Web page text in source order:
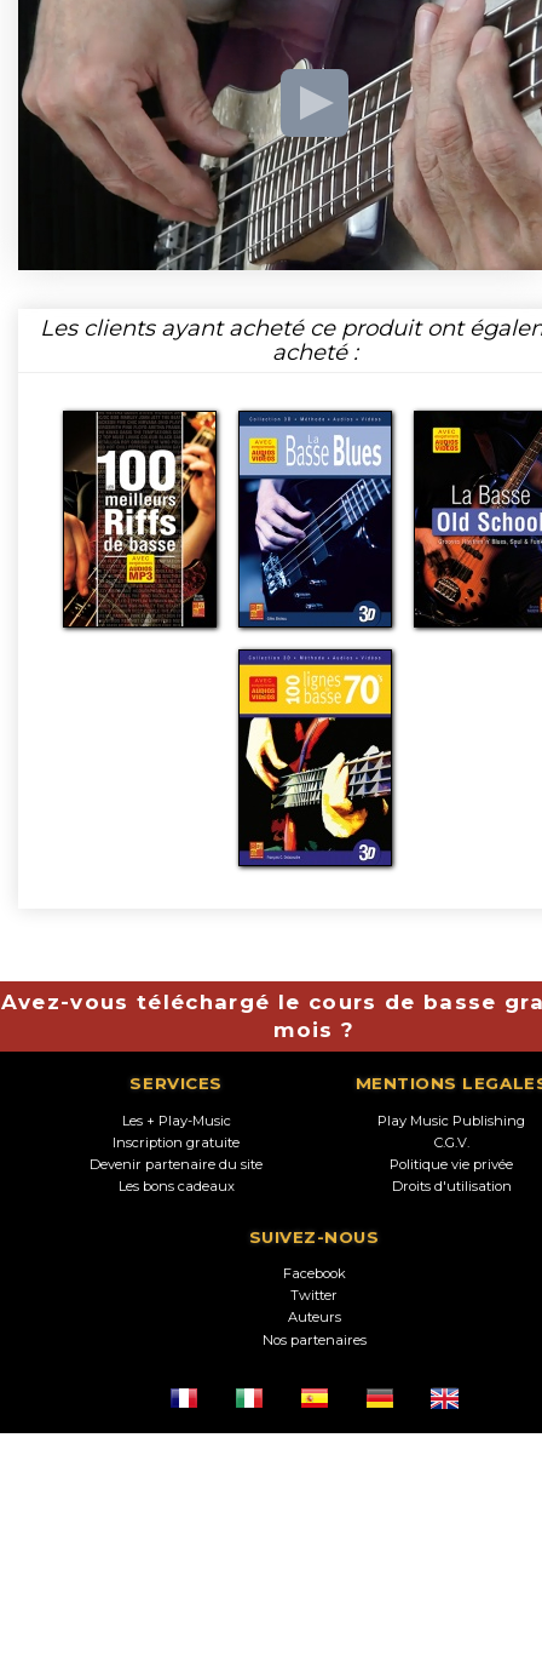
Les clients ayant acheté ce produit ont
acheté :
Avez-vous téléchargé le cours de basse
mois ?
SERVICES
Les + Play-Music
Inscription gratuite
Devenir partenaire du site
Les bons cadeaux
MENTIONS
Play Music Publishing
C.G.V.
Politique vie privée
Droits d'utilisation
SUIVEZ-NOUS
Facebook
Twitter
Auteurs
Nos partenaires